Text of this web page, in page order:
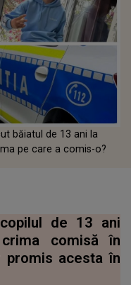
băiatul de 13 ani la
pe care a comis-o?
de 13 ani
comisă în
promis acesta în